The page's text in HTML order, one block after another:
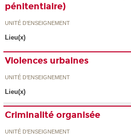
pénitentiaire)
UNITÉ D’ENSEIGNEMENT
Lieu(x)
Violences urbaines
UNITÉ D’ENSEIGNEMENT
Lieu(x)
Criminalité organisée
UNITÉ D’ENSEIGNEMENT